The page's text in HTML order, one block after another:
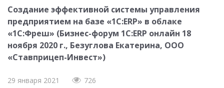
Создание эффективной системы управления
предприятием на базе «1С:ЕRP» в облаке
«1С:Фреш» (Бизнес-форум 1С:ERP онлайн 18
ноября 2020 г., Безуглова Екатерина, ООО
«Ставприцеп-Инвест»)
29 января 2021
726